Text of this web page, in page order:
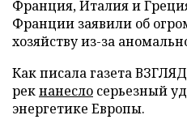
Франция, Италия и
Франции заявили об
хозяйству из-за
Как писала газета
рекнанесло серьезный
энергетике Европы.